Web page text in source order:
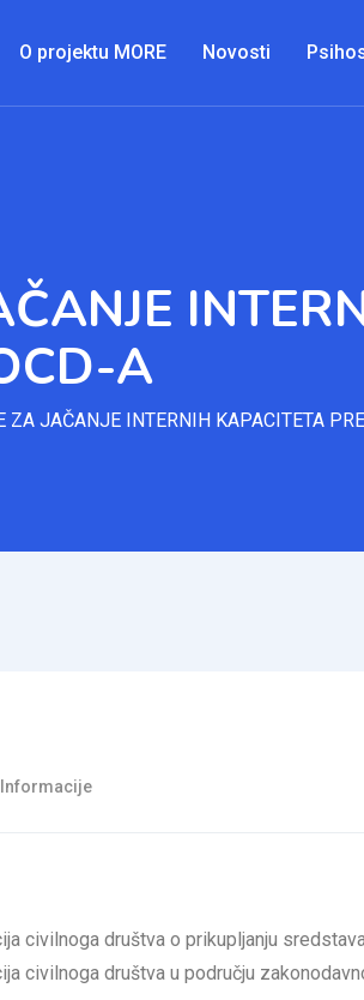
O projektu MORE Novosti
A
ZA JAČANJE INTERNIH KAPACITETA
Informacije
civilnoga društva o prikupljanju
civilnoga društva u području